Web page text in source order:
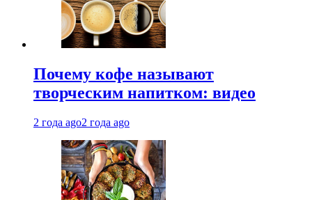
Почему кофе называют
творческим напитком: видео
2 года ago2 года ago